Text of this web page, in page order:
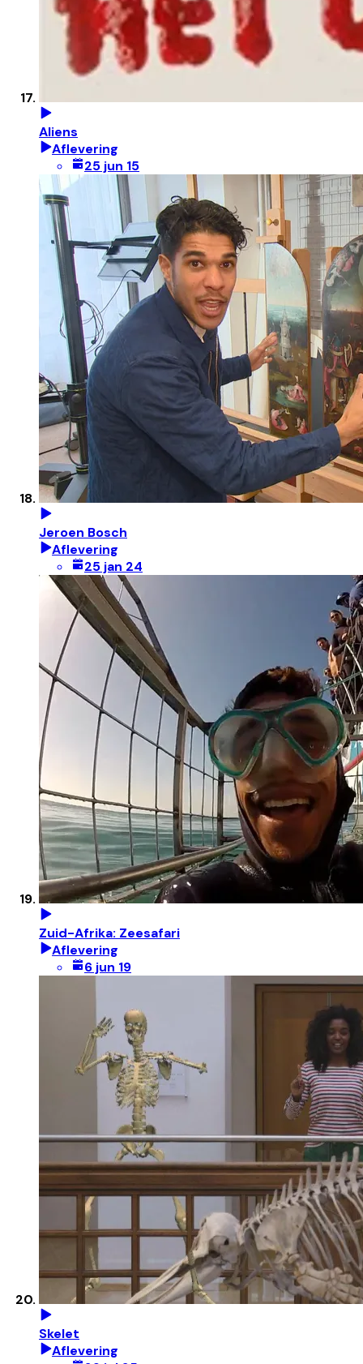
Aliens
Aflevering
25 jun 15
Jeroen Bosch
Aflevering
25 jan 24
Zuid-Afrika: Zeesafari
Aflevering
6 jun 19
Skelet
Aflevering